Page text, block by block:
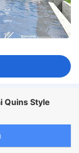
Quins Style